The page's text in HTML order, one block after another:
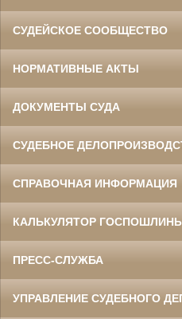
СУДЕЙСКОЕ СООБЩЕСТВО
НОРМАТИВНЫЕ АКТЫ
ДОКУМЕНТЫ СУДА
СУДЕБНОЕ
СПРАВОЧНАЯ ИНФОРМАЦИЯ
КАЛЬКУЛЯТОР
ПРЕСС-СЛУЖБА
УПРАВЛЕНИЕ СУДЕБНОГО